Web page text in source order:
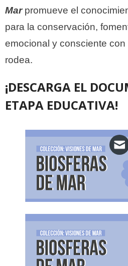
Mar promueve el
para la conservación,
emocional y consciente con
rodea.
¡DESCARGA EL
ETAPA EDUCATIVA!